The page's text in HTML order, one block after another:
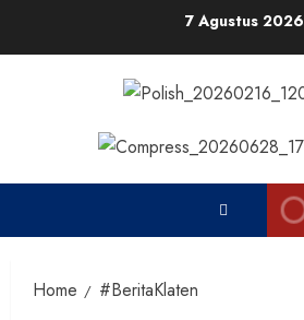
7 Agustus 2026
Home #BeritaKlaten